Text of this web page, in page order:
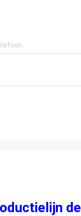
de